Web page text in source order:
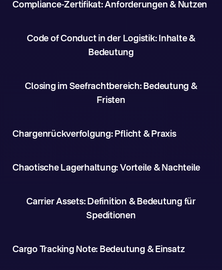
Compliance-Zertifikat: Anforderungen & Nutzen
Code of Conduct in der Logistik: Inhalte &
Bedeutung
Closing im Seefrachtbereich: Bedeutung &
Fristen
Chargenrückverfolgung: Pflicht & Praxis
Chaotische Lagerhaltung: Vorteile & Nachteile
Carrier Assets: Definition & Bedeutung für
Speditionen
Cargo Tracking Note: Bedeutung & Einsatz